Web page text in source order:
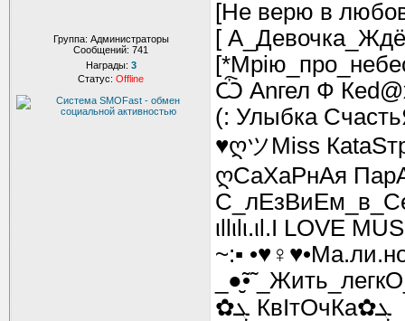
Группа: Администраторы
Сообщений: 741
Награды: 3
Статус: Offline
[Не верю в
[
Ѽ Аnгел Ф
(: Улыбка
♥ღツMiss
ღСаХаРнАя
ιllιlι.ιl.I LOVE
~:▪
_●̮̮̃•̃
✿ܓ КвІтОчКа✿ܓ